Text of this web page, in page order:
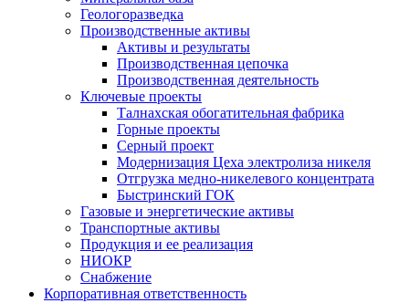
Геологоразведка
Производственные активы
Активы и результаты
Производственная цепочка
Производственная деятельность
Ключевые проекты
Талнахская обогатительная фабрика
Горные проекты
Серный проект
Модернизация Цеха электролиза никеля
Отгрузка медно-никелевого концентрата
Быстринский ГОК
Газовые и энергетические активы
Транспортные активы
Продукция и ее реализация
НИОКР
Снабжение
Корпоративная ответственность